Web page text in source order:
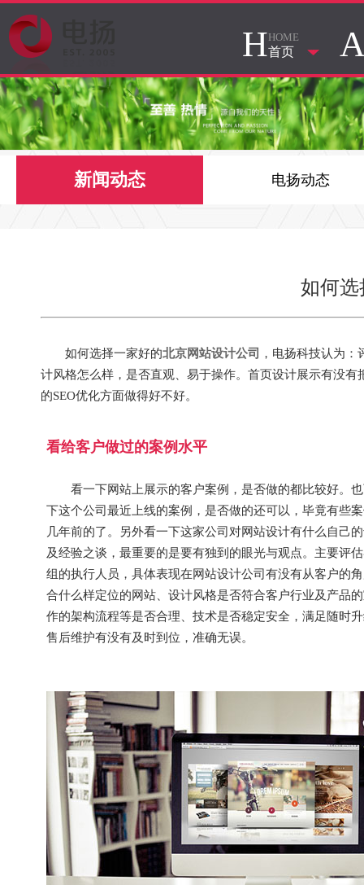
HHOME
首页
新闻动态 电扬动态
如何选
如何选择一家好的北京网站设计公司
，电扬科技认为：
计风格怎么样，是否直观、易于操作。首页设计展示有没
的SEO优化方面做得好不好。
看给客户做过的案例水平
看一下网站上展示的客户案例，是否做的都比较好。
下这个公司最近上线的案例，是否做的还可以，毕竟有些
几年前的了。另外看一下这家公司对网站设计有什么自己
及经验之谈，最重要的是要有独到的眼光与观点。主要评
组的执行人员，具体表现在网站设计公司有没有从客户的
合什么样定位的网站、设计风格是否符合客户行业及产品
作的架构流程等是否合理、技术是否稳定安全，满足随时
售后维护有没有及时到位，准确无误。